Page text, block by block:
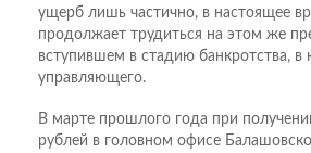
ущерб лишь частично, в настоящее
продолжает трудиться на этом же
вступившем в стадию банкротства, в
управляющего.
В марте прошлого года при
рублей в головном офисе